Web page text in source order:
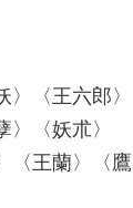
〈王六郎〉
〈妖朮〉
〈王蘭〉〈鷹